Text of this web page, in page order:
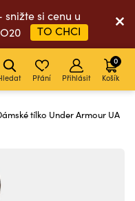
si cenu u
TO CHCI
Přání Přihlásit Košík
0
tílko Under Armour UA